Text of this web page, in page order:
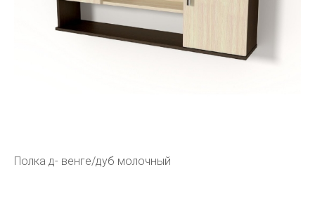
Полка д- венге/дуб молочный